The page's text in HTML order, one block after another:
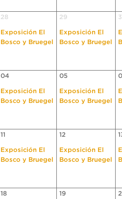
28
Exposición El
Bosco y Bruegel
29
Exposición El
Bosco y Bruegel
04
Exposición El
Bosco y Bruegel
05
Exposición El
Bosco y Bruegel
11
Exposición El
Bosco y Bruegel
12
Exposición El
Bosco y Bruegel
18 19